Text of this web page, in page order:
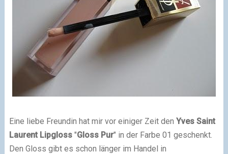
Eine liebe Freundin hat mir vor einiger Zeit den Yves Saint
Laurent Lipgloss"Gloss Pur" in der Farbe 01 geschenkt.
Den Gloss gibt es schon länger im Handel in